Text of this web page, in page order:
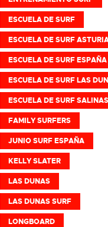
ESCUELA DE SURF
ESCUELA DE SURF
ESCUELA DE SURF ESPAÑA
ESCUELA DE SURF LAS
ESCUELA DE SURF SALINAS
FAMILY SURFERS
JUNIO SURF ESPAÑA
KELLY SLATER
LAS DUNAS
LAS DUNAS SURF
LONGBOARD